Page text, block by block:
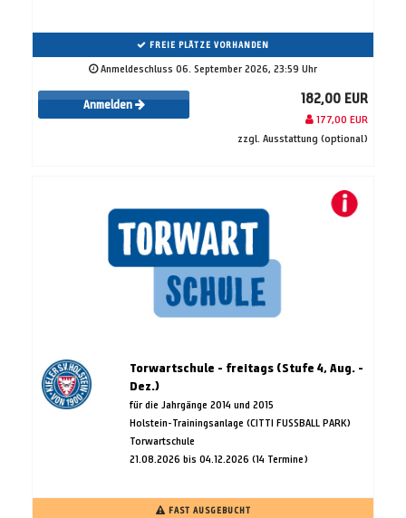
FREIE PLÄTZE VORHANDEN
Anmeldeschluss 06. September 2026, 23:59 Uhr
Anmelden 182,00 EUR
177,00 EUR
zzgl. Ausstattung (optional)
Torwartschule - freitags (Stufe 4, Aug. -
Dez.)
für die Jahrgänge 2014 und 2015
Holstein-Trainingsanlage (CITTI FUSSBALL PARK)
Torwartschule
21.08.2026 bis 04.12.2026 (14 Termine)
FAST AUSGEBUCHT